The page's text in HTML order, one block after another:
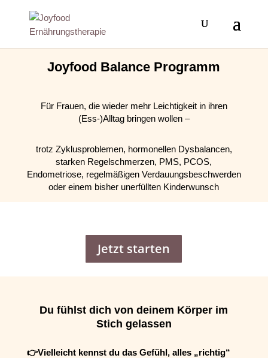
Joyfood Balance Programm
Für Frauen, die wieder mehr Leichtigkeit in ihren
(Ess-)Alltag bringen wollen –
trotz Zyklusproblemen, hormonellen Dysbalancen,
starken Regelschmerzen, PMS, PCOS,
Endometriose, regelmäßigen Verdauungsbeschwerden
oder einem bisher unerfüllten Kinderwunsch
Jetzt starten
Du fühlst dich von deinem Körper im
Stich gelassen
👉Vielleicht kennst du das Gefühl, alles „richtig“